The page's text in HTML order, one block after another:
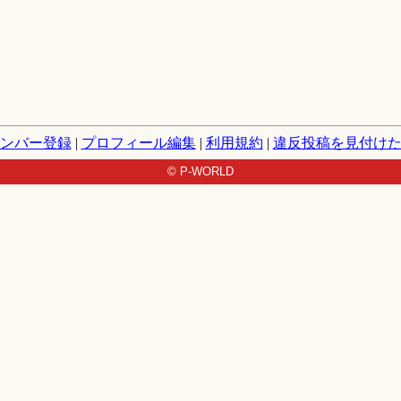
バー登録| プロフィール編集| 利用規約 | 違反投稿を見付け
© P-WORLD